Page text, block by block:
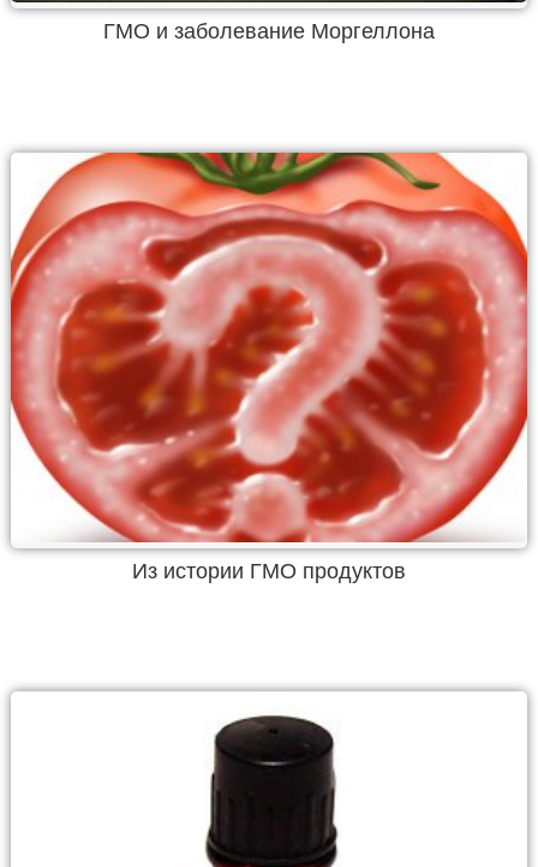
ГМО и заболевание Моргеллона
Из истории ГМО продуктов